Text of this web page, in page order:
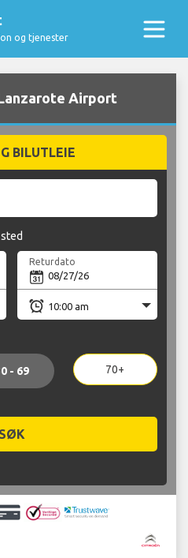
og tjenester
Airport
BILUTLEIE
Returdato
- 69 70+
SØK